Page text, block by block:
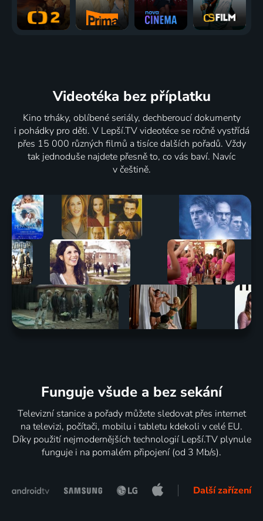
Videotéka bez příplatku
Kino trháky, oblíbené seriály, dechberoucí dokumenty
i pohádky pro děti. V Lepší.TV videotéce se ročně vystřídá
přes 15 000 různých filmů a tisíce dalších pořadů. Vždy
tak jednoduše najdete přesně to, co vás baví. Navíc
v češtině.
Funguje všude a bez sekání
Televizní stanice a pořady můžete sledovat přes internet
na televizi, počítači, mobilu i tabletu kdekoli v celé EU.
Díky použití nejmodernějších technologií Lepší.TV plynule
funguje i na pomalém připojení (od 3 Mb/s).
Další zařízení